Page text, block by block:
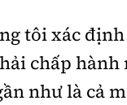
tôi xác
chấp
như là cả